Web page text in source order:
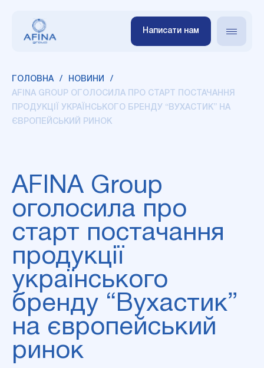
Написати нам
ГОЛОВНА
НОВИНИ
AFINA GROUP ОГОЛОСИЛА ПРО СТАРТ ПОСТАЧАННЯ
ПРОДУКЦІЇ УКРАЇНСЬКОГО БРЕНДУ “ВУХАСТИК” НА
ЄВРОПЕЙСЬКИЙ РИНОК
AFINA Group
оголосила про
старт постачання
продукції
українського
бренду “Вухастик”
на європейський
ринок